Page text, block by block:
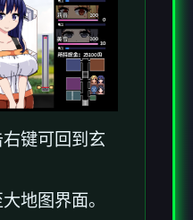
键可回到玄
地图界面。